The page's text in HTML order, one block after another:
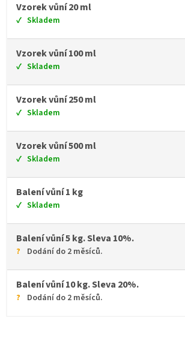
Vzorek vůní 20 ml
Skladem
Vzorek vůní 100 ml
Skladem
Vzorek vůní 250 ml
Skladem
Vzorek vůní 500 ml
Skladem
Balení vůní 1 kg
Skladem
Balení vůní 5 kg. Sleva 10%.
Dodání do 2 měsíců.
Balení vůní 10 kg. Sleva 20%.
Dodání do 2 měsíců.